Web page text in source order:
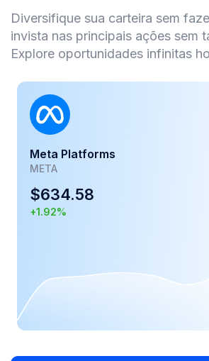
Diversifique sua carteira sem
invista nas principais ações sem
Explore oportunidades infinitas
Meta Platforms
META
$634.58
+1.92%